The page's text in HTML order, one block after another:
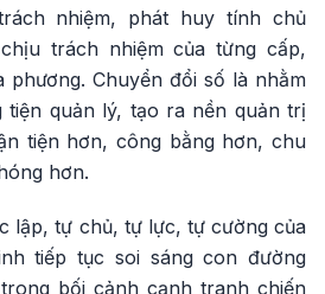
nhiệm, phát huy tính chủ
trách nhiệm của từng cấp,
phương. Chuyển đổi số là nhằm
tiện quản lý, tạo ra nền quản trị
tiện hơn, công bằng hơn, chu
hơn.
lập, tự chủ, tự lực, tự cường của
tiếp tục soi sáng con đường
bối cảnh cạnh tranh chiến